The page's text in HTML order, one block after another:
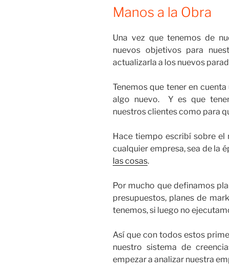
Manos a la Obra
Una vez que tenemos de
nuevos objetivos para
actualizarla a los nuevos
Tenemos que tener en
algo nuevo. Y es que
nuestros clientes como para
Hace tiempo escribí sobre
cualquier empresa, sea de la
las cosas.
Por mucho que definamos
presupuestos, planes de
tenemos, si luego no
Así que con todos estos
nuestro sistema de
empezar a analizar nuestra